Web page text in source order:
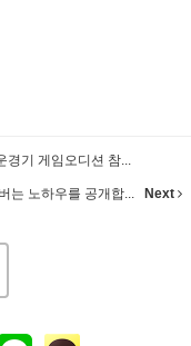
경기 게임오디션 참...
는 노하우를 공개합... Next